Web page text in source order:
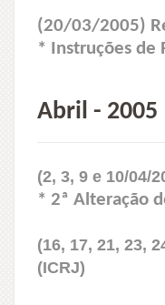
(20/03/2005)
* Instruções de
Abril - 2005
(2, 3, 9 e 10/04/
* 2ª Alteração
(16, 17, 21, 23,
(ICRJ)